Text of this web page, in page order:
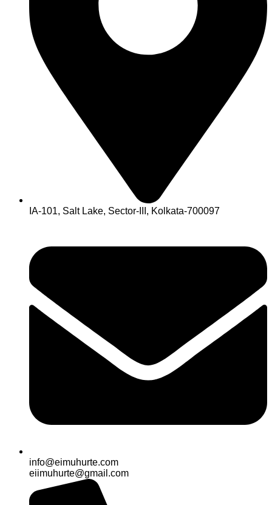
IA-101, Salt Lake, Sector-III, Kolkata-700097
info@eimuhurte.com
eiimuhurte@gmail.com